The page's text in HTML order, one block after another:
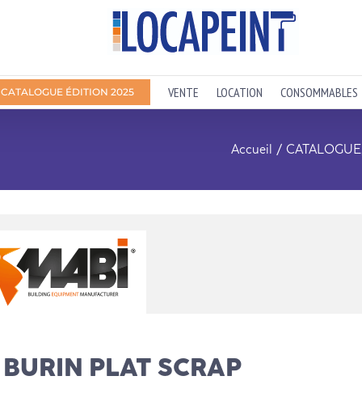
CATALOGUE ÉDITION 2025 VENTE LOCATION CONSOMMABLES
Accueil CATALOGUE
BURIN PLAT SCRAP